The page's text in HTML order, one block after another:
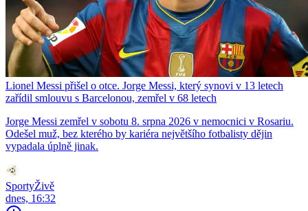
Lionel Messi přišel o otce. Jorge Messi, který synovi v 13 letech
zařídil smlouvu s Barcelonou, zemřel v 68 letech
Jorge Messi zemřel v sobotu 8. srpna 2026 v nemocnici v Rosariu.
Odešel muž, bez kterého by kariéra největšího fotbalisty dějin
vypadala úplně jinak.
SportyŽivě
dnes, 16:32